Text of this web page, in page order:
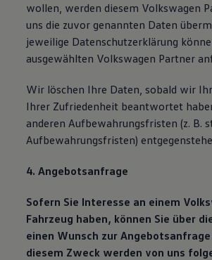
wollen, werden diesem Volkswagen
uns die zuvor genannten Daten
jeweilige Datenschutzerklärung
ausgewählten Volkswagen Partner
Wir löschen Ihre Daten, sobald wir
Ihrer Zufriedenheit beantwortet
anderen Aufbewahrungsfristen (z. B.
Aufbewahrungsfristen)
4. Angebotsanfrage
Sofern Sie Interesse an einem
Fahrzeug haben, können Sie über
einen Wunsch zur Angebotsanfrage
diesem Zweck werden von uns